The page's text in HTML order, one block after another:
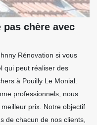
chère avec
Rénovation si vous
qui peut réaliser des
à Pouilly Le Monial.
professionnels, nous
prix. Notre objectif
de chacun de nos clients,